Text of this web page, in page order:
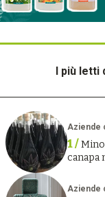
I più letti
Aziende
1 /
canapa
Aziende